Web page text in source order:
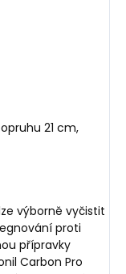
21 cm,
výborně vyčistit
proti
přípravky
Carbon Pro